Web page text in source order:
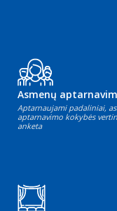
Asmenų
Aptarnaujami padaliniai,
aptarnavimo kokybės
anketa